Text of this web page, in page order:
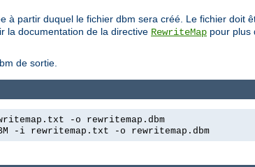
à partir duquel le fichier dbm sera créé. Le fichier
la documentation de la directive RewriteMap pour plus
de sortie.
-o rewritemap.dbm
-i rewritemap.txt -o rewritemap.dbm